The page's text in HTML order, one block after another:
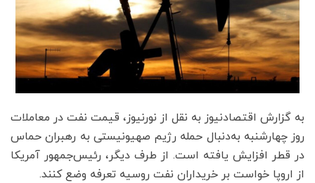
به گزارش اقتصادنیوز به نقل از نورنیوز، قیمت نفت در معاملات
روز چهارشنبه به‌دنبال حمله رژیم صهیونیستی به رهبران حماس
در قطر افزایش یافته است. از طرف دیگر، رئیس‌جمهور آمریکا
از اروپا خواست بر خریداران نفت روسیه تعرفه وضع کنند.